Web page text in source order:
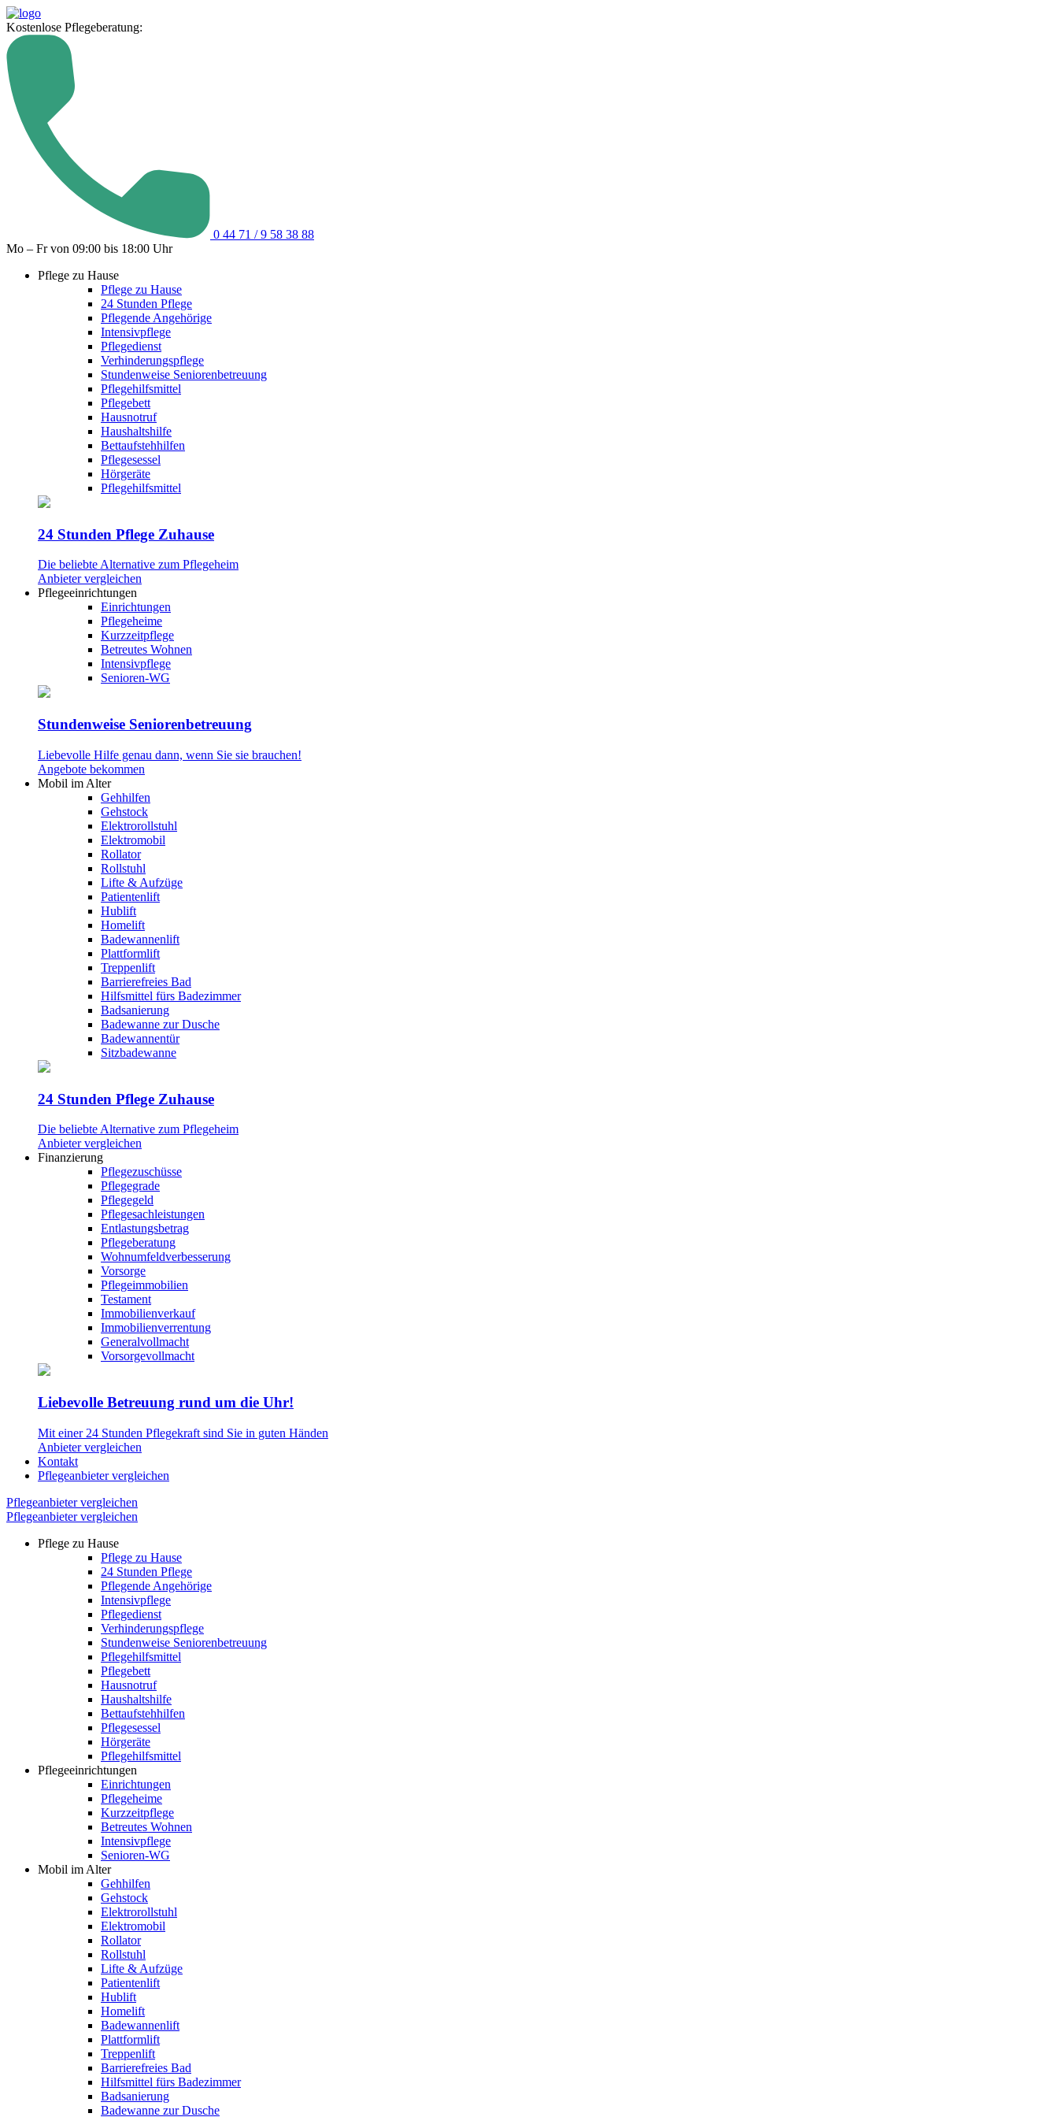
Kostenlose Pflegeberatung:
0 44 71 / 9 58 38 88
Mo – Fr von 09:00 bis 18:00 Uhr
Pflege zu Hause
Pflege zu Hause
24 Stunden Pflege
Pflegende Angehörige
Intensivpflege
Pflegedienst
Verhinderungspflege
Stundenweise Seniorenbetreuung
Pflegehilfsmittel
Pflegebett
Hausnotruf
Haushaltshilfe
Bettaufstehhilfen
Pflegesessel
Hörgeräte
Pflegehilfsmittel
24 Stunden Pflege Zuhause
Die beliebte Alternative zum Pflegeheim
Anbieter vergleichen
Pflegeeinrichtungen
Einrichtungen
Pflegeheime
Kurzzeitpflege
Betreutes Wohnen
Intensivpflege
Senioren-WG
Stundenweise Seniorenbetreuung
Liebevolle Hilfe genau dann, wenn Sie sie brauchen!
Angebote bekommen
Mobil im Alter
Gehhilfen
Gehstock
Elektrorollstuhl
Elektromobil
Rollator
Rollstuhl
Lifte & Aufzüge
Patientenlift
Hublift
Homelift
Badewannenlift
Plattformlift
Treppenlift
Barrierefreies Bad
Hilfsmittel fürs Badezimmer
Badsanierung
Badewanne zur Dusche
Badewannentür
Sitzbadewanne
24 Stunden Pflege Zuhause
Die beliebte Alternative zum Pflegeheim
Anbieter vergleichen
Finanzierung
Pflegezuschüsse
Pflegegrade
Pflegegeld
Pflegesachleistungen
Entlastungsbetrag
Pflegeberatung
Wohnumfeldverbesserung
Vorsorge
Pflegeimmobilien
Testament
Immobilienverkauf
Immobilienverrentung
Generalvollmacht
Vorsorgevollmacht
Liebevolle Betreuung rund um die Uhr!
Mit einer 24 Stunden Pflegekraft sind Sie in guten Händen
Anbieter vergleichen
Kontakt
Pflegeanbieter vergleichen
Pflegeanbieter vergleichen
Pflegeanbieter vergleichen
Pflege zu Hause
Pflege zu Hause
24 Stunden Pflege
Pflegende Angehörige
Intensivpflege
Pflegedienst
Verhinderungspflege
Stundenweise Seniorenbetreuung
Pflegehilfsmittel
Pflegebett
Hausnotruf
Haushaltshilfe
Bettaufstehhilfen
Pflegesessel
Hörgeräte
Pflegehilfsmittel
Pflegeeinrichtungen
Einrichtungen
Pflegeheime
Kurzzeitpflege
Betreutes Wohnen
Intensivpflege
Senioren-WG
Mobil im Alter
Gehhilfen
Gehstock
Elektrorollstuhl
Elektromobil
Rollator
Rollstuhl
Lifte & Aufzüge
Patientenlift
Hublift
Homelift
Badewannenlift
Plattformlift
Treppenlift
Barrierefreies Bad
Hilfsmittel fürs Badezimmer
Badsanierung
Badewanne zur Dusche